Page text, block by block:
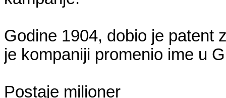
Godine 1904, dobio je patent
je kompaniji promenio ime u
Postaje milioner